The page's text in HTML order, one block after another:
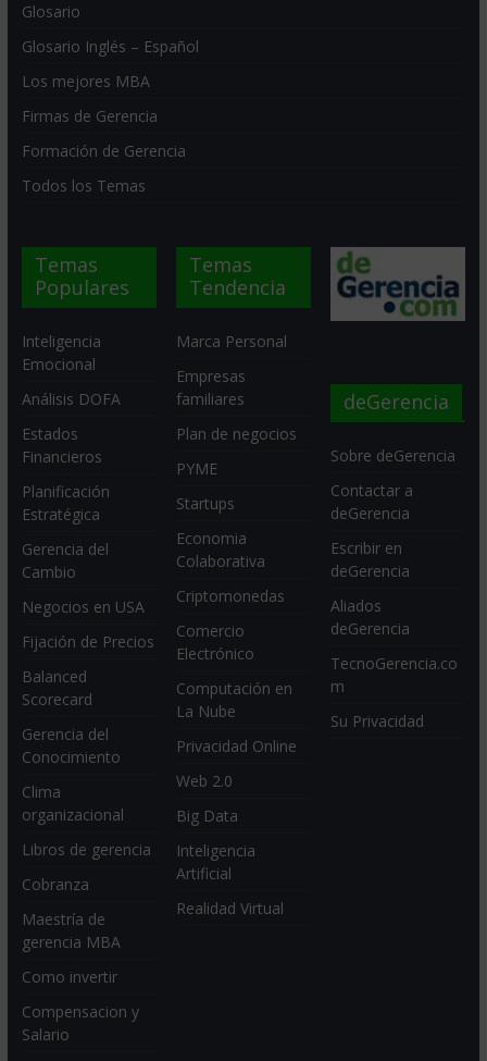
Glosario
Glosario Inglés – Español
Los mejores MBA
Firmas de Gerencia
Formación de Gerencia
Todos los Temas
Temas
Populares
Inteligencia
Emocional
Análisis DOFA
Estados
Financieros
Planificación
Estratégica
Gerencia del
Cambio
Negocios en USA
Fijación de Precios
Balanced
Scorecard
Gerencia del
Conocimiento
Clima
organizacional
Libros de gerencia
Cobranza
Maestría de
gerencia MBA
Como invertir
Compensacion y
Salario
Temas
Tendencia
Marca Personal
Empresas
familiares
Plan de negocios
PYME
Startups
Economia
Colaborativa
Criptomonedas
Comercio
Electrónico
Computación en
La Nube
Privacidad Online
Web 2.0
Big Data
Inteligencia
Artificial
Realidad Virtual
deGerencia
Sobre deGerencia
Contactar a
deGerencia
Escribir en
deGerencia
Aliados
deGerencia
TecnoGerencia.co
m
Su Privacidad